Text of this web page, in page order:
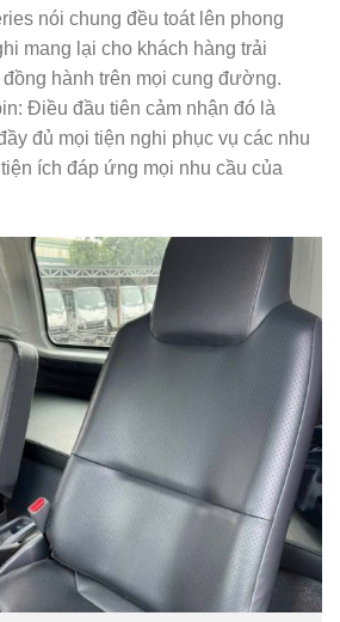
nói chung đều toát lên phong
mang lại cho khách hàng trải
hành trên mọi cung đường.
Điều đầu tiên cảm nhận đó là
đủ mọi tiện nghi phục vụ các nhu
ích đáp ứng mọi nhu cầu của